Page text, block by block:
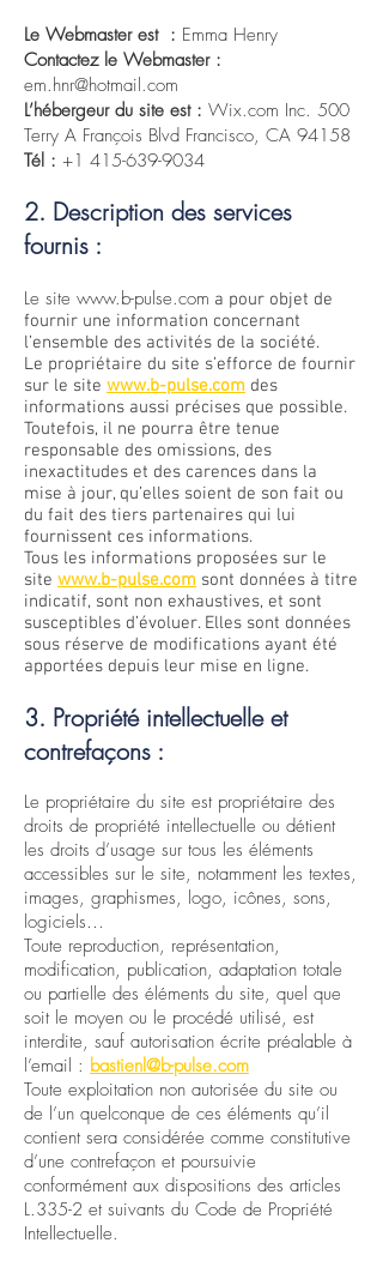
Le Webmaster est : Emma Henry
Contactez le Webmaster :
em.hnr@hotmail.com
L’hébergeurdu site est : Wix.com Inc. 500
Terry A François Blvd Francisco, CA 94158
Tél : +1 415-639-9034
2. Description des services
fournis :
Le site www.b-pulse.com a pour objet de
fournir une information concernant
l’ensemble des activités de la société.
Le propriétaire du site s’efforce de fournir
sur le site www.b-pulse.com des
informations aussi précises que possible.
Toutefois, il ne pourra être tenue
responsable des omissions, des
inexactitudes et des carences dans la
mise à jour, qu’elles soient de son fait ou
du fait des tiers partenaires qui lui
fournissent ces informations.
Tous les informations proposées sur le
site www.b-pulse.com sont données à titre
indicatif, sont non exhaustives, et sont
susceptibles d’évoluer. Elles sont données
sous réserve de modifications ayant été
apportées depuis leur mise en ligne.
3. Propriété intellectuelle et
contrefaçons :
Le propriétaire du site est propriétaire des
droits de propriété intellectuelle ou détient
les droits d’usage sur tous les éléments
accessibles sur le site, notamment les textes,
images, graphismes, logo, icônes, sons,
logiciels…
Toute reproduction, représentation,
modification, publication, adaptation totale
ou partielle des éléments du site, quel que
soit le moyen ou le procédé utilisé, est
interdite, sauf autorisation écrite préalable à
l’email : bastienl@b-pulse.com
Toute exploitation non autorisée du site ou
de l’un quelconque de ces éléments qu’il
contient sera considérée comme constitutive
d’une contrefaçon et poursuivie
conformément aux dispositions des articles
L.335-2 et suivants du Code de Propriété
Intellectuelle.